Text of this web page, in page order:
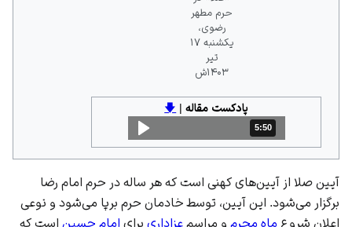
حرم مطهر
رضوی،
یکشنبه ۱۷
تیر
۱۴۰۳ش
پادکست مقاله|
🡇
مدت: 5 دقیقه و 50 ثانیه
5:50
آیین صلا از آیین‌های کهنی است که هر ساله در حرم امام رضا
برگزار می‌شود. این آیین، توسط خادمان حرم برپا می‌شود و نوعی
اعلان شروع ماه محرم و مراسم عزاداری برای امام حسین است که